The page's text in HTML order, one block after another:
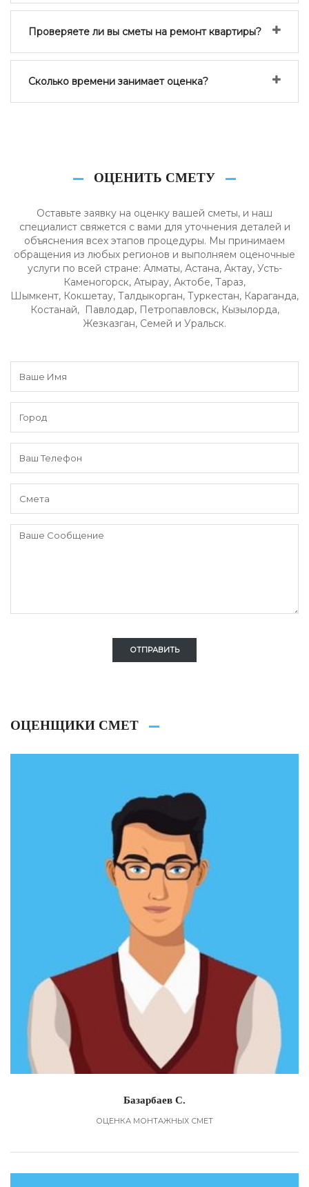
Проверяете ли вы сметы на ремонт квартиры?
Сколько времени занимает оценка?
ОЦЕНИТЬ СМЕТУ
Оставьте заявку на оценку вашей сметы, и наш
специалист свяжется с вами для уточнения деталей и
объяснения всех этапов процедуры. Мы принимаем
обращения из любых регионов и выполняем оценочные
услуги по всей стране: Алматы, Астана, Актау, Усть-
Каменогорск, Атырау, Актобе, Тараз,
Шымкент, Кокшетау, Талдыкорган, Туркестан, Караганда,
Костанай, Павлодар, Петропавловск, Кызылорда,
Жезказган, Семей и Уральск.
ОТПРАВИТЬ
ОЦЕНЩИКИ СМЕТ
Базарбаев С.
ОЦЕНКА МОНТАЖНЫХ СМЕТ